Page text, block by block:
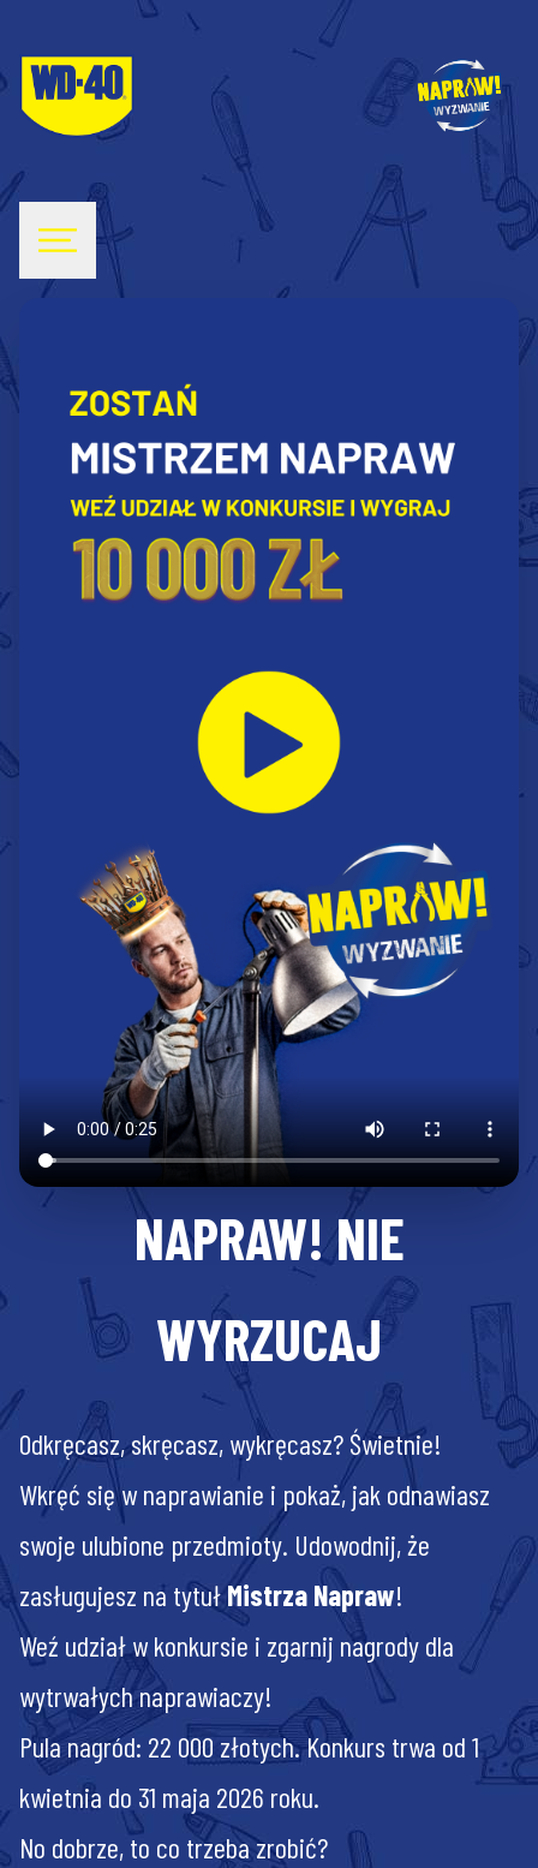
NAPRAW! NIE
WYRZUCAJ
Odkręcasz, skręcasz, wykręcasz? Świetnie!
Wkręć się w naprawianie i pokaż, jak odnawiasz
swoje ulubione przedmioty. Udowodnij, że
zasługujesz na tytułMistrza Napraw!
Weź udział w konkursie i zgarnij nagrody dla
wytrwałych naprawiaczy!
Pula nagród: 22 000 złotych. Konkurs trwa od 1
kwietnia do 31 maja 2026 roku.
No dobrze, to co trzeba zrobić?